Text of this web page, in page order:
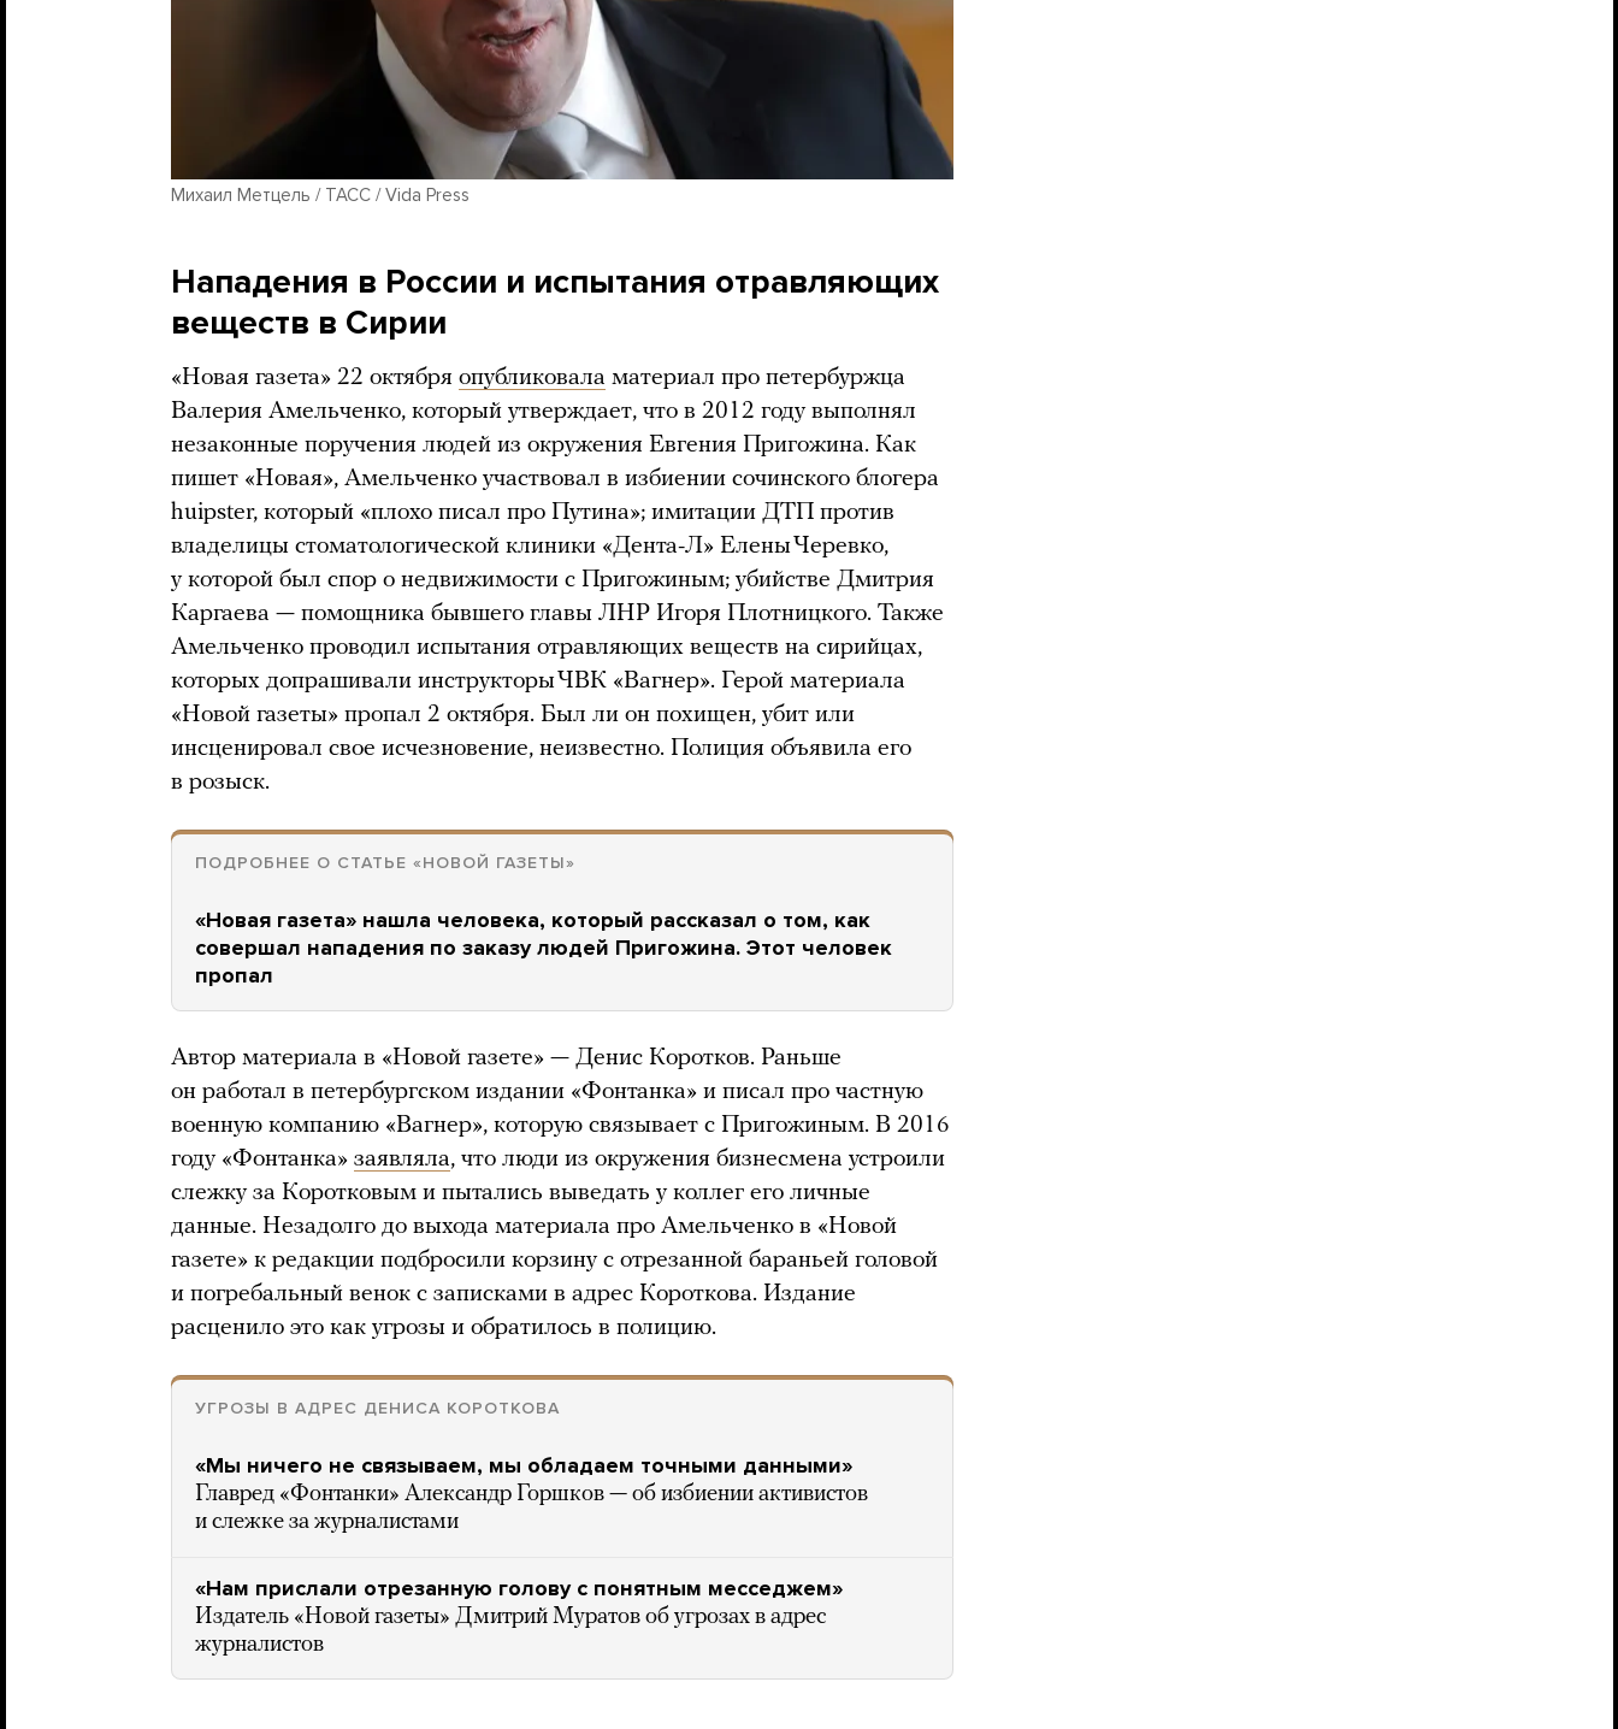
Михаил Метцель / ТАСС / Vida Press
Нападения в России и испытания отравляющих
веществ в Сирии
«Новая газета» 22 октября опубликовала материал про петербуржца
Валерия Амельченко, который утверждает, что в 2012 году выполнял
незаконные поручения людей из окружения Евгения Пригожина. Как
пишет «Новая», Амельченко участвовал в избиении сочинского блогера
huipster, который «плохо писал про Путина»; имитации ДТП против
владелицы стоматологической клиники «Дента-Л» Елены Черевко,
у которой был спор о недвижимости с Пригожиным; убийстве Дмитрия
Каргаева — помощника бывшего главы ЛНР Игоря Плотницкого. Также
Амельченко проводил испытания отравляющих веществ на сирийцах,
которых допрашивали инструкторы ЧВК «Вагнер». Герой материала
«Новой газеты» пропал 2 октября. Был ли он похищен, убит или
инсценировал свое исчезновение, неизвестно. Полиция объявила его
в розыск.
ПОДРОБНЕЕ О СТАТЬЕ «НОВОЙ ГАЗЕТЫ»
«Новая газета» нашла человека, который рассказал о том, как
совершал нападения по заказу людей Пригожина. Этот человек
пропал
Автор материала в «Новой газете» — Денис Коротков. Раньше
он работал в петербургском издании «Фонтанка» и писал про частную
военную компанию «Вагнер», которую связывает с Пригожиным. В 2016
году «Фонтанка» заявляла, что люди из окружения бизнесмена устроили
слежку за Коротковым и пытались выведать у коллег его личные
данные. Незадолго до выхода материала про Амельченко в «Новой
газете» к редакции подбросили корзину с отрезанной бараньей головой
и погребальный венок с записками в адрес Короткова. Издание
расценило это как угрозы и обратилось в полицию.
УГРОЗЫ В АДРЕС ДЕНИСА КОРОТКОВА
«Мы ничего не связываем, мы обладаем точными данными»
Главред «Фонтанки» Александр Горшков — об избиении активистов
и слежке за журналистами
«Нам прислали отрезанную голову с понятным месседжем»
Издатель «Новой газеты» Дмитрий Муратов об угрозах в адрес
журналистов